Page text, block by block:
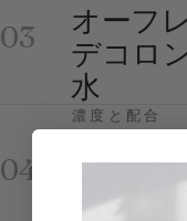
03
オーフ
デコロ
水
04
濃度と配合
オード
義・シ